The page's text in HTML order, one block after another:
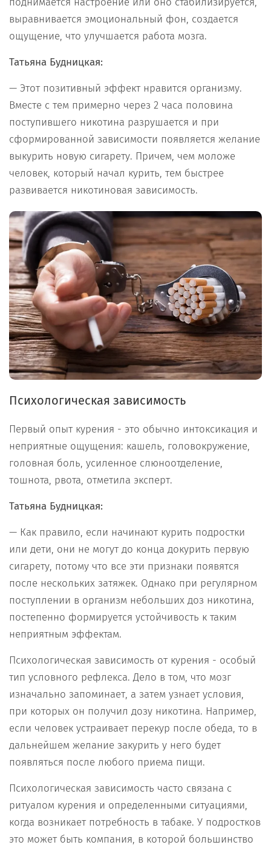
выравнивается эмоциональный фон, создается
ощущение, что улучшается работа мозга.
Татьяна Будницкая:
— Этот позитивный эффект нравится организму.
Вместе с тем примерно через 2 часа половина
поступившего никотина разрушается и при
сформированной зависимости появляется желание
выкурить новую сигарету. Причем, чем моложе
человек, который начал курить, тем быстрее
развивается никотиновая зависимость.
Психологическая зависимость
Первый опыт курения - это обычно интоксикация и
неприятные ощущения: кашель, головокружение,
головная боль, усиленное слюноотделение,
тошнота, рвота, отметила эксперт.
Татьяна Будницкая:
— Как правило, если начинают курить подростки
или дети, они не могут до конца докурить первую
сигарету, потому что все эти признаки появятся
после нескольких затяжек. Однако при регулярном
поступлении в организм небольших доз никотина,
постепенно формируется устойчивость к таким
неприятным эффектам.
Психологическая зависимость от курения - особый
тип условного рефлекса. Дело в том, что мозг
изначально запоминает, а затем узнает условия,
при которых он получил дозу никотина. Например,
если человек устраивает перекур после обеда, то в
дальнейшем желание закурить у него будет
появляться после любого приема пищи.
Психологическая зависимость часто связана с
ритуалом курения и определенными ситуациями,
когда возникает потребность в табаке. У подростков
это может быть компания, в которой большинство